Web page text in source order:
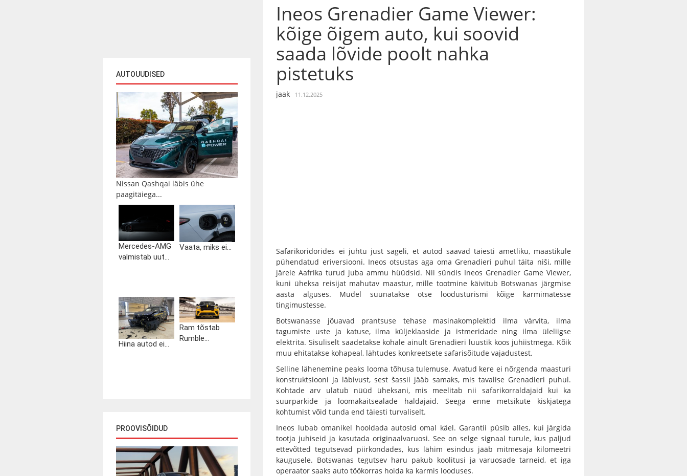
AUTOUUDISED
Nissan Qashqai läbis ühe
paagitäiega...
Mercedes-AMG
valmistab uut...
Vaata, miks ei...
Hiina autod ei...
Ram tõstab
Rumble...
PROOVISÕIDUD
Ineos Grenadier Game Viewer:
kõige õigem auto, kui soovid
saada lõvide poolt nahka
pistetuks
jaak 11.12.2025
Safarikoridorides ei juhtu just sageli, et autod saavad täiesti ametliku, maastikule
pühendatud eriversiooni. Ineos otsustas aga oma Grenadieri puhul täita niši, mille
järele Aafrika turud juba ammu hüüdsid. Nii sündis Ineos Grenadier Game Viewer,
kuni üheksa reisijat mahutav maastur, mille tootmine käivitub Botswanas järgmise
aasta alguses. Mudel suunatakse otse loodusturismi kõige karmimatesse
tingimustesse.
Botswanasse jõuavad prantsuse tehase masinakomplektid ilma värvita, ilma
tagumiste uste ja katuse, ilma küljeklaaside ja istmeridade ning ilma üleliigse
elektrita. Sisuliselt saadetakse kohale ainult Grenadieri luustik koos juhiistmega. Kõik
muu ehitatakse kohapeal, lähtudes konkreetsete safarisõitude vajadustest.
Selline lähenemine peaks looma tõhusa tulemuse. Avatud kere ei nõrgenda maasturi
konstruktsiooni ja läbivust, sest šassii jääb samaks, mis tavalise Grenadieri puhul.
Kohtade arv ulatub nüüd üheksani, mis meelitab nii safarikorraldajaid kui ka
suurparkide ja loomakaitsealade haldajaid. Seega enne metsikute kiskjatega
kohtumist võid tunda end täiesti turvaliselt.
Ineos lubab omanikel hooldada autosid omal käel. Garantii püsib alles, kui järgida
tootja juhiseid ja kasutada originaalvaruosi. See on selge signaal turule, kus paljud
ettevõtted tegutsevad piirkondades, kus lähim esindus jääb mitmesaja kilomeetri
kaugusele. Botswanas tegutsev haru pakub koolitusi ja varuosade tarneid, et iga
operaator saaks auto töökorras hoida ka karmis looduses.